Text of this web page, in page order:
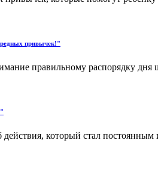
привычек!"
правильному распорядку
который стал постоянным